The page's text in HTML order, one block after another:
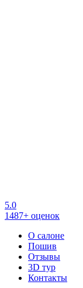
5.0
1487+ оценок
О салоне
Пошив
Отзывы
3D тур
Контакты